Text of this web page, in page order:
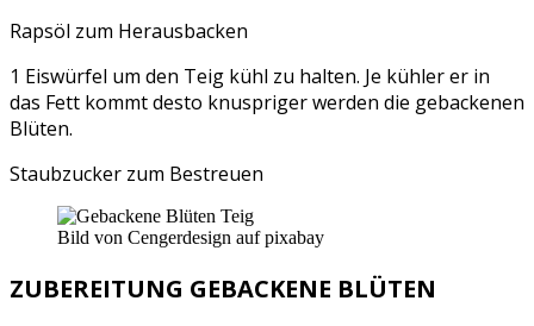
Rapsöl zum Herausbacken
1 Eiswürfel um den Teig kühl zu halten. Je kühler er in
das Fett kommt desto knuspriger werden die gebackenen
Blüten.
Staubzucker zum Bestreuen
Bild von Cengerdesign auf pixabay
ZUBEREITUNG GEBACKENE BLÜTEN